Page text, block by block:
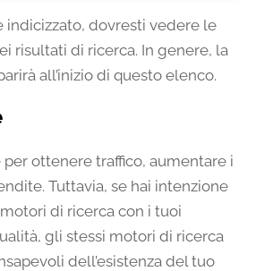
indicizzato, dovresti vedere le
risultati di ricerca. In genere, la
all’inizio di questo elenco.
per ottenere traffico, aumentare i
Tuttavia, se hai intenzione
di ricerca con i tuoi
gli stessi motori di ricerca
dell’esistenza del tuo